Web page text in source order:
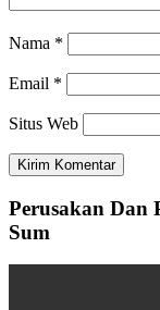
Nama *
Email *
Situs Web
Perusakan Dan
Sum